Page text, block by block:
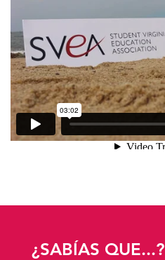
¿SABÍAS QUE...?